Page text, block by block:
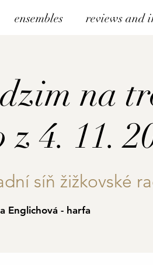
ensembles reviews and
na
4. 11.
síň žižkovské
Englichová - harfa